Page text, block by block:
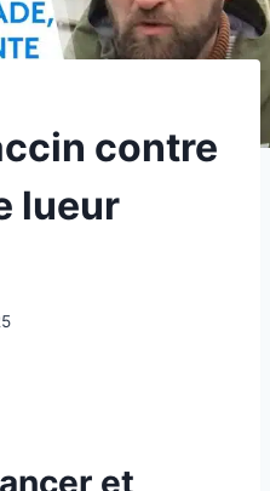
contre
lueur
et